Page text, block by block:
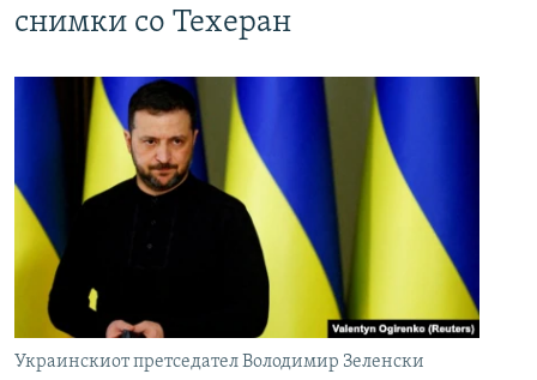
снимки со Техеран
Украинскиот претседател Володимир Зеленски